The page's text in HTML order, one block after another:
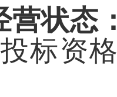
营状态
标资